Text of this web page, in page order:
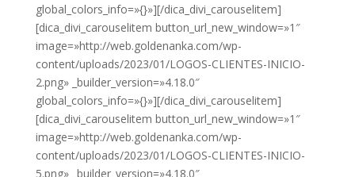
global_colors_info=»{}»][/dica_divi_carouselitem]
[dica_divi_carouselitem button_url_new_window=»1″
image=»http://web.goldenanka.com/wp-
content/uploads/2023/01/LOGOS-CLIENTES-INICIO-
2.png» _builder_version=»4.18.0″
global_colors_info=»{}»][/dica_divi_carouselitem]
[dica_divi_carouselitem button_url_new_window=»1″
image=»http://web.goldenanka.com/wp-
content/uploads/2023/01/LOGOS-CLIENTES-INICIO-
5.png» _builder_version=»4.18.0″